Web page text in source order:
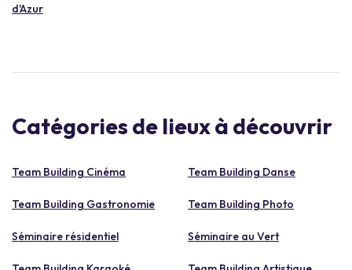
d'Azur
Catégories de lieux à découvrir
Team Building Cinéma Team Building Danse
Team Building Gastronomie Team Building Photo
Séminaire résidentiel Séminaire au Vert